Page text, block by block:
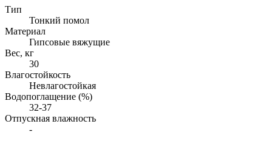
Тип
Тонкий помол
Материал
Гипсовые вяжущие
Вес, кг
30
Влагостойкость
Невлагостойкая
Водопоглащение (%)
32-37
Отпускная влажность
-